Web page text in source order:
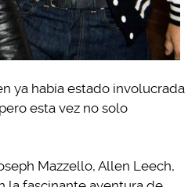
ya había estado involucrada
esta vez no solo
Mazzello, Allen Leech,